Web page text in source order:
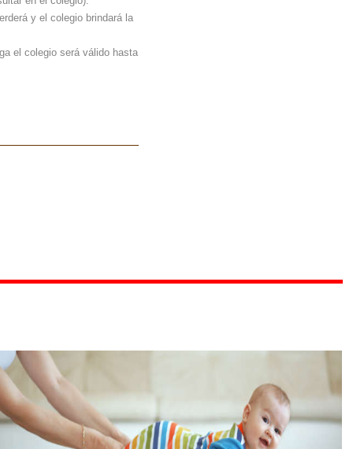
y el colegio brindará la
el colegio será válido hasta